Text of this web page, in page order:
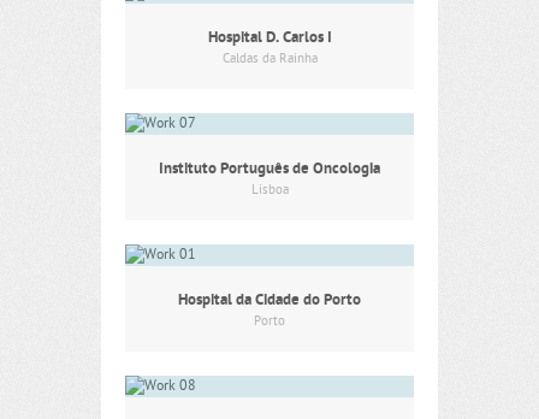
Hospital D. Carlos I
Caldas da Rainha
Instituto Português de Oncologia
Lisboa
Hospital da Cidade do Porto
Porto